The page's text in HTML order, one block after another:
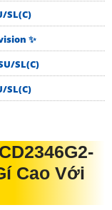
SL(C)
✨
SL(C)
SL(C)
Cao Với